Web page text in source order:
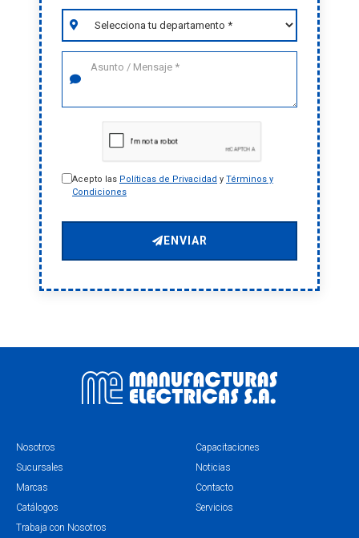
Acepto las Políticas de Privacidad y Términos y
Condiciones
ENVIAR
Nosotros
Sucursales
Marcas
Catálogos
Capacitaciones
Noticias
Contacto
Servicios
Trabaja con Nosotros